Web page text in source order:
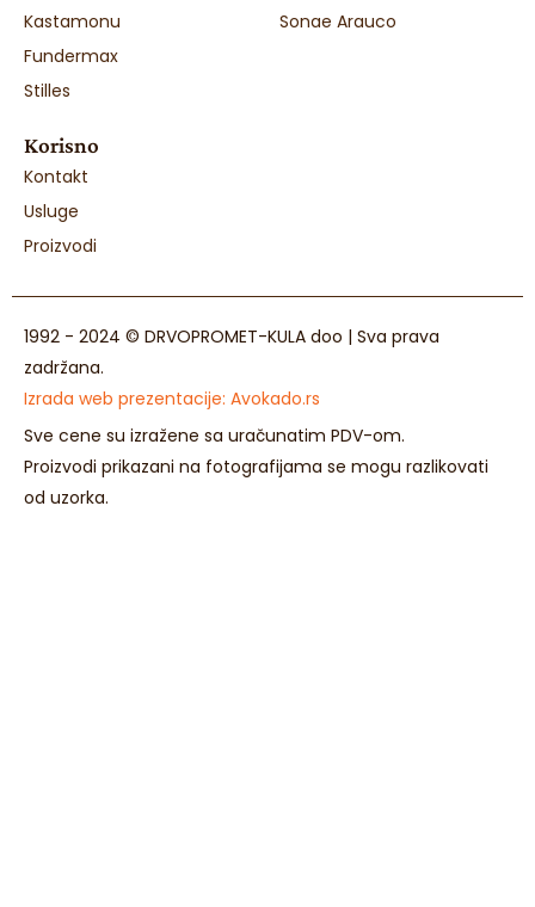
Kastamonu
Fundermax
Stilles
Sonae Arauco
Korisno
Kontakt
Usluge
Proizvodi
1992 - 2024 © DRVOPROMET-KULA doo | Sva prava
zadržana.
Izrada web prezentacije: Avokado.rs
Sve cene su izražene sa uračunatim PDV-om.
Proizvodi prikazani na fotografijama se mogu razlikovati
od uzorka.